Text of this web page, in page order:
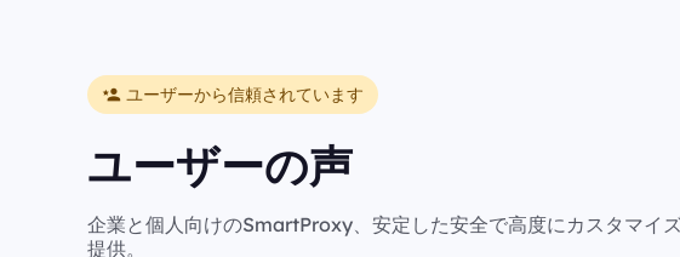
ユーザーから信頼されています
ユーザーの声
企業と個人向けのSmartProxy、安定した安全で高度にカスタマイ
提供。